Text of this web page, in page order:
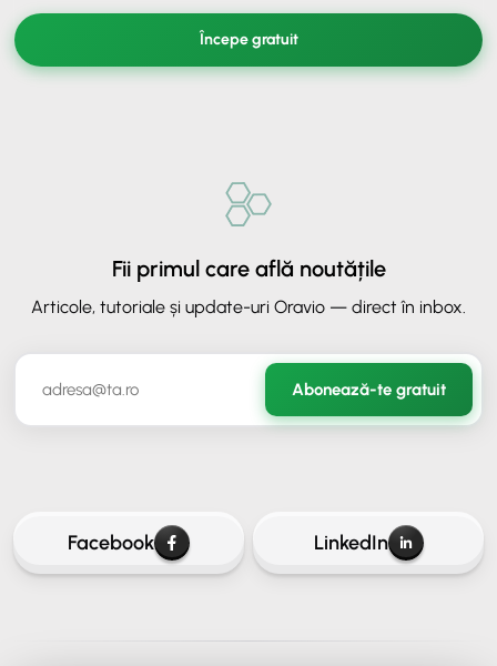
Începe gratuit
Fii primul care află noutățile
Articole, tutoriale și update-uri Oravio — direct în inbox.
Abonează-te gratuit
Facebook LinkedIn
ORAVIO - Asistent AI
Lasă-ne adresa ta de email ca să continui conversația.